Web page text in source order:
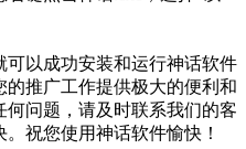
以成功安装和运行神话软件
推广工作提供极大的便利和
问题，请及时联系我们的客
祝您使用神话软件愉快！